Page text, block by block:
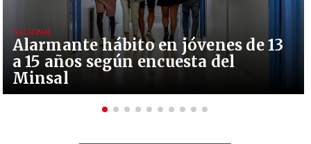
Alarmante hábito en jóvenes de 13
a 15 años según encuesta del
Minsal
NACIONAL